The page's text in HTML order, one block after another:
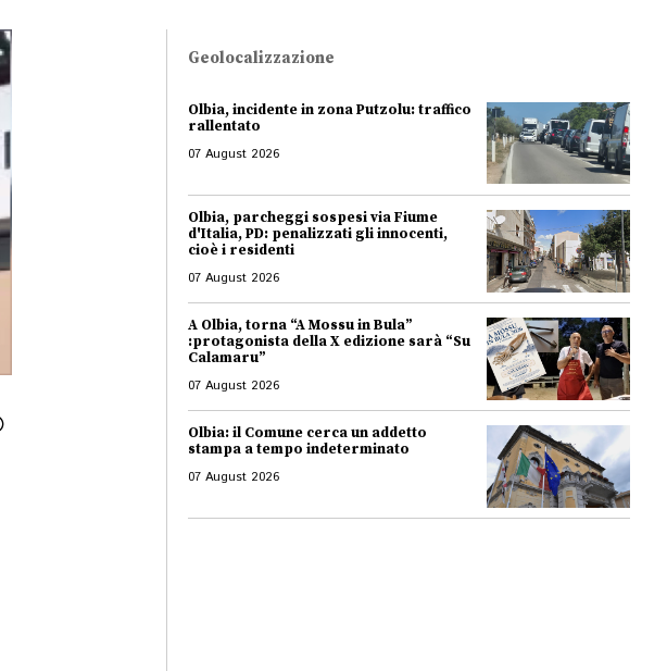
Geolocalizzazione
Olbia, incidente in zona Putzolu: traffico
rallentato
07 August 2026
Olbia, parcheggi sospesi via Fiume
d'Italia, PD: penalizzati gli innocenti,
cioè i residenti
07 August 2026
A Olbia, torna “A Mossu in Bula”
:protagonista della X edizione sarà “Su
Calamaru”
07 August 2026
Olbia: il Comune cerca un addetto
stampa a tempo indeterminato
07 August 2026